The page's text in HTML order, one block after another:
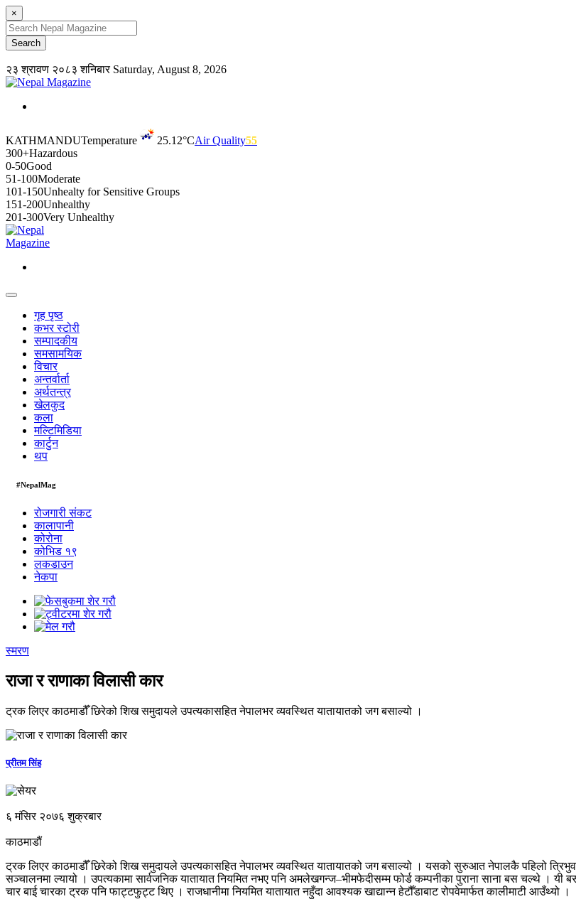
×
२३ श्रावण २०८३ शनिबारSaturday, August 8, 2026
KATHMANDUTemperature 25.12°CAir Quality55
300+Hazardous
0-50Good
51-100Moderate
101-150Unhealty for Sensitive Groups
151-200Unhealthy
201-300Very Unhealthy
गृह पृष्ठ
कभर स्टोरी
सम्पादकीय
समसामयिक
विचार
अन्तर्वार्ता
अर्थतन्त्र
खेलकुद
कला
मल्टिमिडिया
कार्टुन
थप
#NepalMag
रोजगारी संकट
कालापानी
कोरोना
कोभिड १९
लकडाउन
नेकपा
स्मरण
राजा र राणाका विलासी कार
ट्रक लिएर काठमाडौँ छिरेको शिख समुदायले उपत्यकासहित नेपालभर व्यवस्थित यातायातको जग बसाल्यो ।
प्रीतम सिंह
६ मंसिर २०७६ शुक्रबार
काठमाडौं
ट्रक लिएर काठमाडौँ छिरेको शिख समुदायले उपत्यकासहित नेपालभर व्यवस्थित यातायातको जग बसाल्यो । यसको सुरुआत नेपालकै पहिलो
सञ्चालनमा ल्यायो । उपत्यकामा सार्वजनिक यातायात नियमित नभए पनि अमलेखगन्ज–भीमफेदीसम्म फोर्ड कम्पनीका पुराना साना बस चल्थे ।
चार बाई चारका ट्रक पनि फाट्टफुट्ट थिए । राजधानीमा नियमित यातायात नहुँदा आवश्यक खाद्यान्न हेटौँडाबाट रोपवेमार्फत कालीमाटी आउँथ्यो ।